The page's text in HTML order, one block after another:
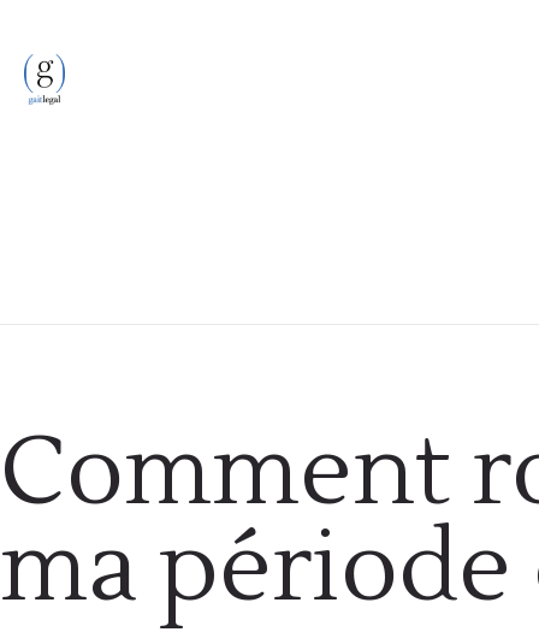
Comment
ma période